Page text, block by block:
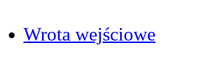
Wrota wejściowe